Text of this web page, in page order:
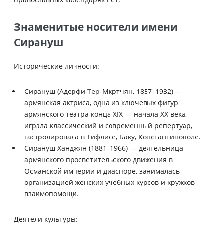
Знаменитые носители имени
Сирануш
Исторические личности:
Сирануш (Адерфи Тер-Мкртчян, 1857–1932) —
армянская актриса, одна из ключевых фигур
армянского театра конца XIX — начала XX века,
играла классический и современный репертуар,
гастролировала в Тифлисе, Баку, Константинополе.
Сирануш Ханджян (1881–1966) — деятельница
армянского просветительского движения в
Османской империи и диаспоре, занималась
организацией женских учебных курсов и кружков
взаимопомощи.
Деятели культуры: